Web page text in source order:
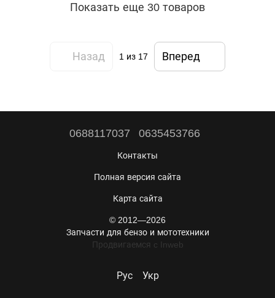
Показать еще 30 товаров
Назад 1 из 17 Вперед
0688117037 0635453766
Контакты
Полная версия сайта
Карта сайта
© 2012—2026
Запчасти для бензо и мототехники
Продвигаемся c Inweb
Рус Укр